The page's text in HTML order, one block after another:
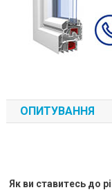
ОПИТУВАННЯ
Як ви ставитесь до